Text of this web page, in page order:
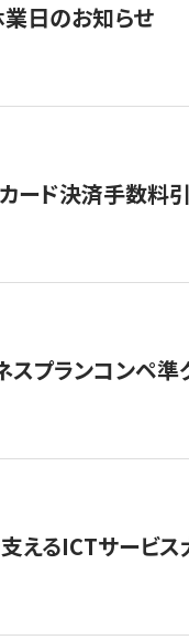
日のお知らせ
ード決済手数料
プランコンペ準
えるICTサービ